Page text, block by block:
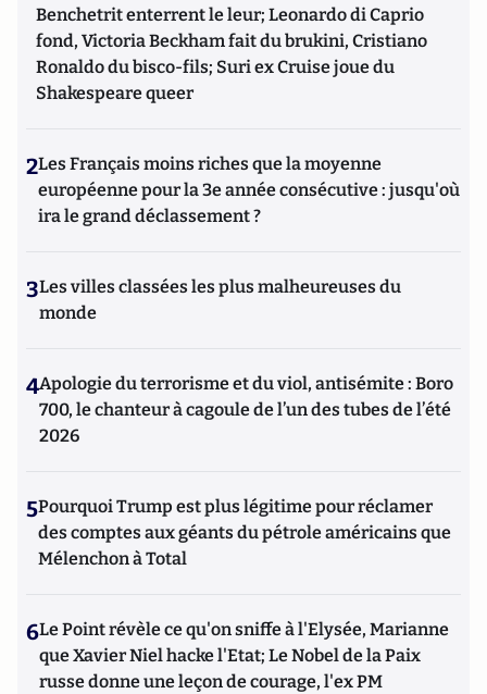
Benchetrit enterrent le leur; Leonardo di Caprio
fond, Victoria Beckham fait du brukini, Cristiano
Ronaldo du bisco-fils; Suri ex Cruise joue du
Shakespeare queer
2Les Français moins riches que la moyenne
européenne pour la 3e année consécutive : jusqu'où
ira le grand déclassement ?
3Les villes classées les plus malheureuses du
monde
4Apologie du terrorisme et du viol, antisémite : Boro
700, le chanteur à cagoule de l’un des tubes de l’été
2026
5Pourquoi Trump est plus légitime pour réclamer
des comptes aux géants du pétrole américains que
Mélenchon à Total
6Le Point révèle ce qu'on sniffe à l'Elysée, Marianne
que Xavier Niel hacke l'Etat; Le Nobel de la Paix
russe donne une leçon de courage, l'ex PM